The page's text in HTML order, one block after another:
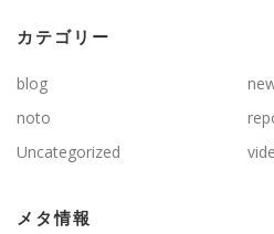
カテゴリー
blog
noto
Uncategorized
メタ情報